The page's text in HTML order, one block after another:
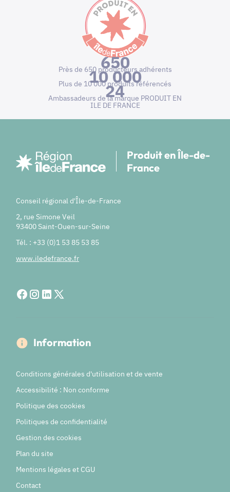
650
Près de 650 producteurs adhérents
10 000
Plus de 10 000 produits référencés
24
Ambassadeurs de la marque PRODUIT EN
ILE DE FRANCE
Produit en Île-de-
France
Conseil régional d'Île-de-France
2, rue Simone Veil
93400 Saint-Ouen-sur-Seine
Tél. : +33 (0)1 53 85 53 85
www.iledefrance.fr
Information
Conditions générales d'utilisation et de vente
Accessibilité : Non conforme
Politique des cookies
Politiques de confidentialité
Gestion des cookies
Plan du site
Mentions légales et CGU
Contact